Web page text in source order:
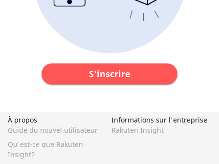
S'inscrire
À propos
Guide du nouvel utilisateur
Qu'est-ce que Rakuten
Insight?
Informations sur l'entreprise
Rakuten Insight